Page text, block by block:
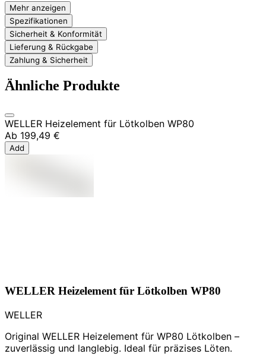
Mehr anzeigen
Spezifikationen
Sicherheit & Konformität
Lieferung & Rückgabe
Zahlung & Sicherheit
Ähnliche Produkte
WELLER Heizelement für Lötkolben WP80
Ab 199,49 €
Add
WELLER Heizelement für Lötkolben WP80
WELLER
Original WELLER Heizelement für WP80 Lötkolben –
zuverlässig und langlebig. Ideal für präzises Löten.